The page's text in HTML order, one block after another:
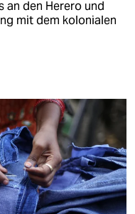
an den Herero und
mit dem kolonialen